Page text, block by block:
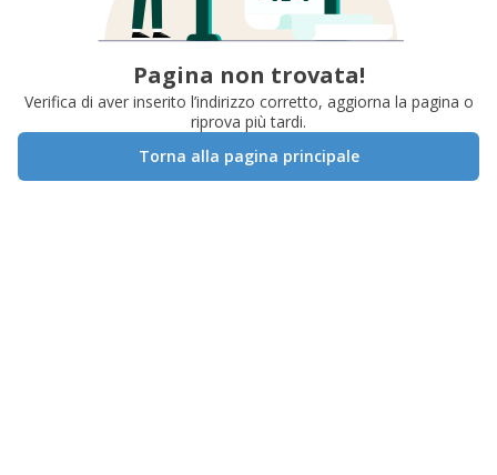
Pagina non trovata!
Verifica di aver inserito l’indirizzo corretto, aggiorna la pagina o
riprova più tardi.